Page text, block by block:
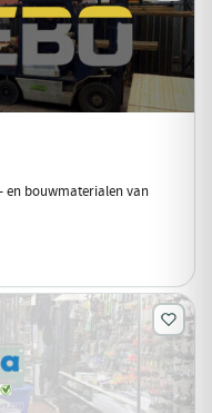
en bouwmaterialen van